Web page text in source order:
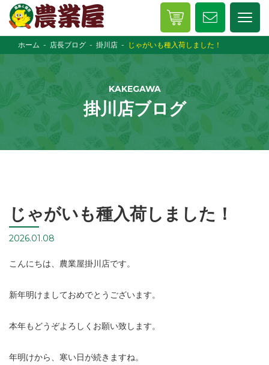
ホーム 店長ブログ 掛川店 じゃがいも種入荷しました！
KAKEGAWA
掛川店ブログ
じゃがいも種入荷しました！
2026.01.08
こんにちは、農業屋掛川店です。
新年明けましておめでとうございます。
本年もどうぞよろしくお願い致します。
年明けから、寒い日が続きますね。